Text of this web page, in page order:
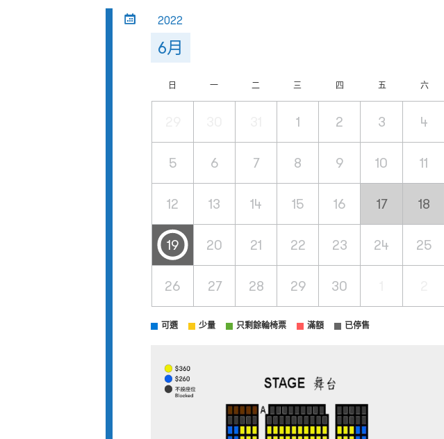
2022
6月
日 一 二 三 四 五 六
1 2 3 4
5 6 7 8 9 10 11
12 13 14 15 16 17 18
19 20 21 22 23 24 25
26 27 28 29 30
可選 少量 只剩餘輪椅票 滿額 已停售